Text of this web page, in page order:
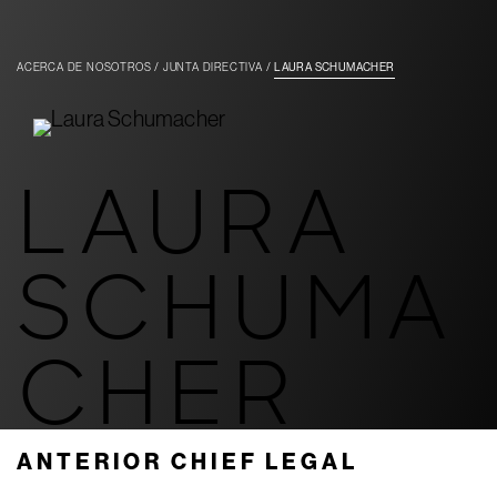
ACERCA DE NOSOTROS JUNTA DIRECTIVA LAURA SCHUMACHER
LAURA
SCHUMA
CHER
ANTERIOR CHIEF LEGAL